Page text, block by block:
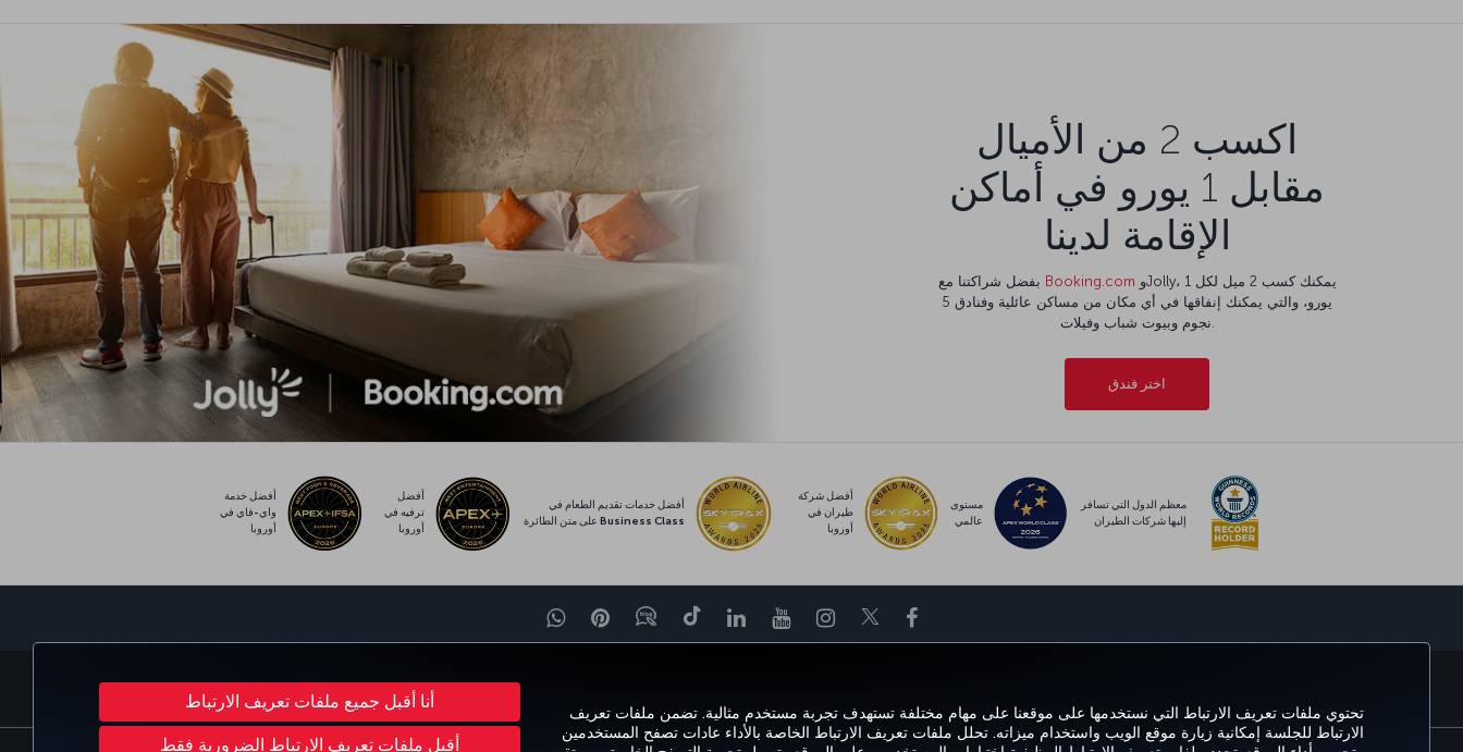
تحتوي ملفات تعريف الارتباط التي نستخدمها على موقعنا على مهام مختلفة تستهدف تجربة مستخدم مثالية. تضمن ملفات تعريف
الارتباط للجلسة إمكانية زيارة موقع الويب واستخدام ميزاته. تحلل ملفات تعريف الارتباط الخاصة بالأداء عادات تصفح المستخدمين
أنا أقبل جميع ملفات تعريف الارتباط
أقبل ملفات تعريف الارتباط الضرورية فقط
اكسب 2 من الأميال
مقابل 1 يورو في أماكن
الإقامة لدينا
Booking.com
يورو، والتي يمكنك إنفاقها في أي مكان من مساكن عائلية وفنادق 5
نجوم وبيوت شباب وفيلات.
اختر فندق
معظم الدول التي تسافر
إليها شركات الطيران
مستوى
عالمي
أفضل شركة
طيران في
أوروبا
أفضل خدمات تقديم الطعام في
Business Class على متن الطائرة
أفضل
ترفيه في
أوروبا
أفضل خدمة
واي-فاي في
أوروبا
Facebook
Twitter
Instagram
YouTube
LinkedIn
تيك توكBlog
Pinterestواتساب
CORPORATE CLUB
Turkish Airlines